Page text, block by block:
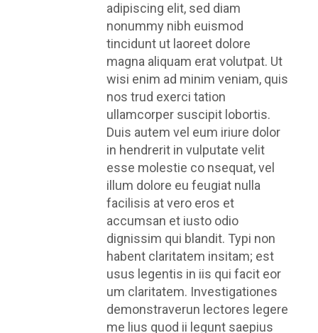
adipiscing elit, sed diam
nonummy nibh euismod
tincidunt ut laoreet dolore
magna aliquam erat volutpat. Ut
wisi enim ad minim veniam, quis
nos trud exerci tation
ullamcorper suscipit lobortis.
Duis autem vel eum iriure dolor
in hendrerit in vulputate velit
esse molestie co nsequat, vel
illum dolore eu feugiat nulla
facilisis at vero eros et
accumsan et iusto odio
dignissim qui blandit. Typi non
habent claritatem insitam; est
usus legentis in iis qui facit eor
um claritatem. Investigationes
demonstraverun lectores legere
me lius quod ii legunt saepius